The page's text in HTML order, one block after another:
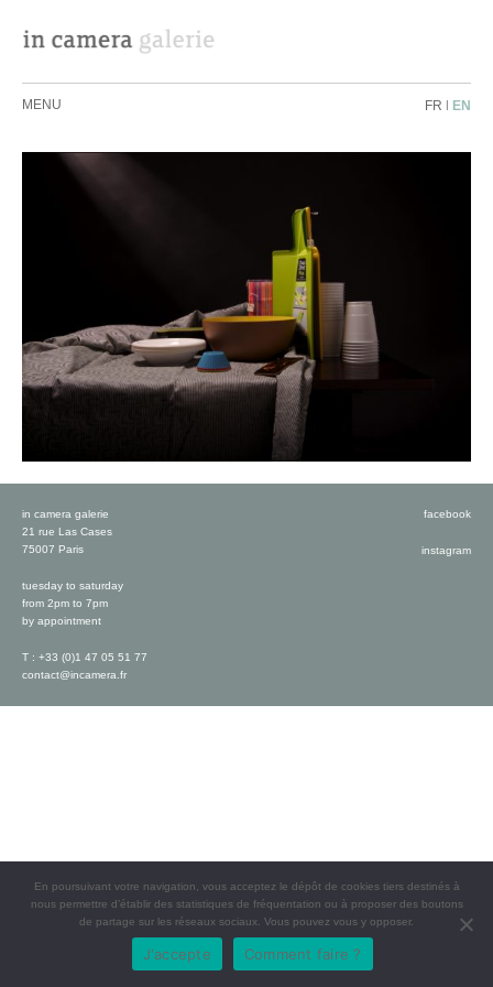
MENU FR | EN
in camera galerie
21 rue Las Cases
75007 Paris
tuesday to saturday
from 2pm to 7pm
by appointment
T : +33 (0)1 47 05 51 77
contact@incamera.fr
facebook
instagram
En poursuivant votre navigation, vous acceptez le dépôt de cookies tiers destinés à
nous permettre d’établir des statistiques de fréquentation ou à proposer des boutons
de partage sur les réseaux sociaux. Vous pouvez vous y opposer.
J'accepte Comment faire ?